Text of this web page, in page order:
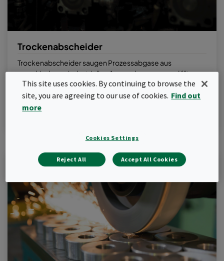
Trockenabscheider
Trockenabscheider saugen Prozessabgase aus
verschiedenen industriellen Anwendungen an und filtern
diese, wobei die Filterelemente durch einen
umgekehrten Druckluftimpuls abgereinigt werden.
Zu den Produkten
This site uses cookies. By continuing to browse the
site, you are agreeing to our use of cookies. Find out
more
Cookies Settings
Reject All Accept All Cookies